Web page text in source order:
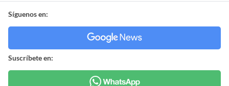
Síguenos en:
Suscríbete en: